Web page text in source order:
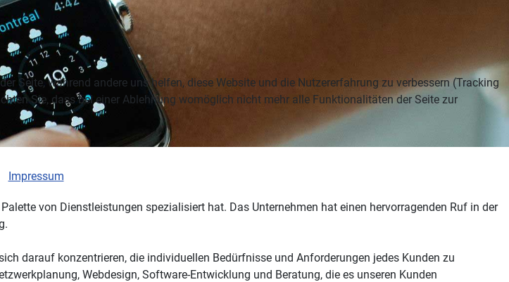
von Dienstleistungen spezialisiert hat. Das Unternehmen hat einen hervorragenden Ruf in der
darauf konzentrieren, die individuellen Bedürfnisse und Anforderungen jedes Kunden zu
Webdesign, Software-Entwicklung und Beratung, die es unseren Kunden
Seite, während andere uns helfen, diese Website und die Nutzererfahrung zu verbessern (Tracking
Sie, dass bei einer Ablehnung womöglich nicht mehr alle Funktionalitäten der Seite zur
Impressum